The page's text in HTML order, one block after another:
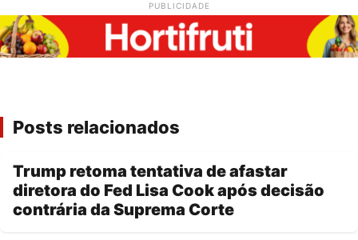
PUBLICIDADE
Posts relacionados
Trump retoma tentativa de afastar
diretora do Fed Lisa Cook após decisão
contrária da Suprema Corte